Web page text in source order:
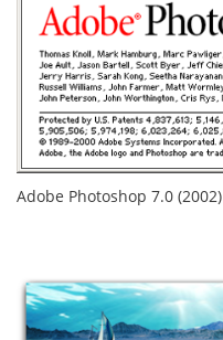
Adobe Photoshop 7.0 (2002)